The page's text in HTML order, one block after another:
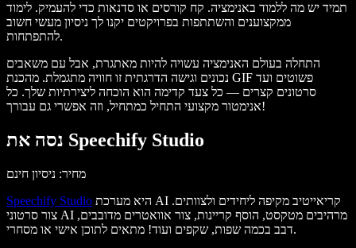
תמיד יש מה ללמוד באנימציה. קח קורסים או סדנאות כדי להעמיק. לימוד
ממקצוענים והשתתפות בפרויקטים יקנו לך ניסיון מעשי חשוב
להתפתחות.
התחלה בעולם האנימציה עשויה להיות מאתגרת, אבל עם משאבים
נכונים וגישה הדרגתית זו חוויה מתגמלת. מהכנת GIF פשוטים ועד
סרטונים קצרים — כל צעד קדימה הוא הוכחה ליצירתיות שלך. כל
אנימטור מקצועי התחיל כמתחיל, וזה אפשרי גם עבורך!
נסה את Speechify Studio
מחיר: ניסיון חינם
Speechify Studio
צור סרטוני AI מרהיבים מטקסט, הוסף קריינות, צור אוואטרים מדובבים,
דבב בכמה שפות, שקפים ועוד! מתאים לתוכן אישי או מסחרי.